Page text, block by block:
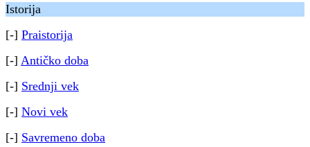
Istorija
[-] Praistorija
[-] Antičko doba
[-] Srednji vek
[-] Novi vek
[-] Savremeno doba